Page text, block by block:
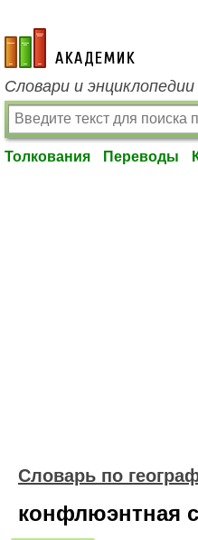
academic.ru
Словари и
Толкования Переводы
Словарь по
конфлюэнтная